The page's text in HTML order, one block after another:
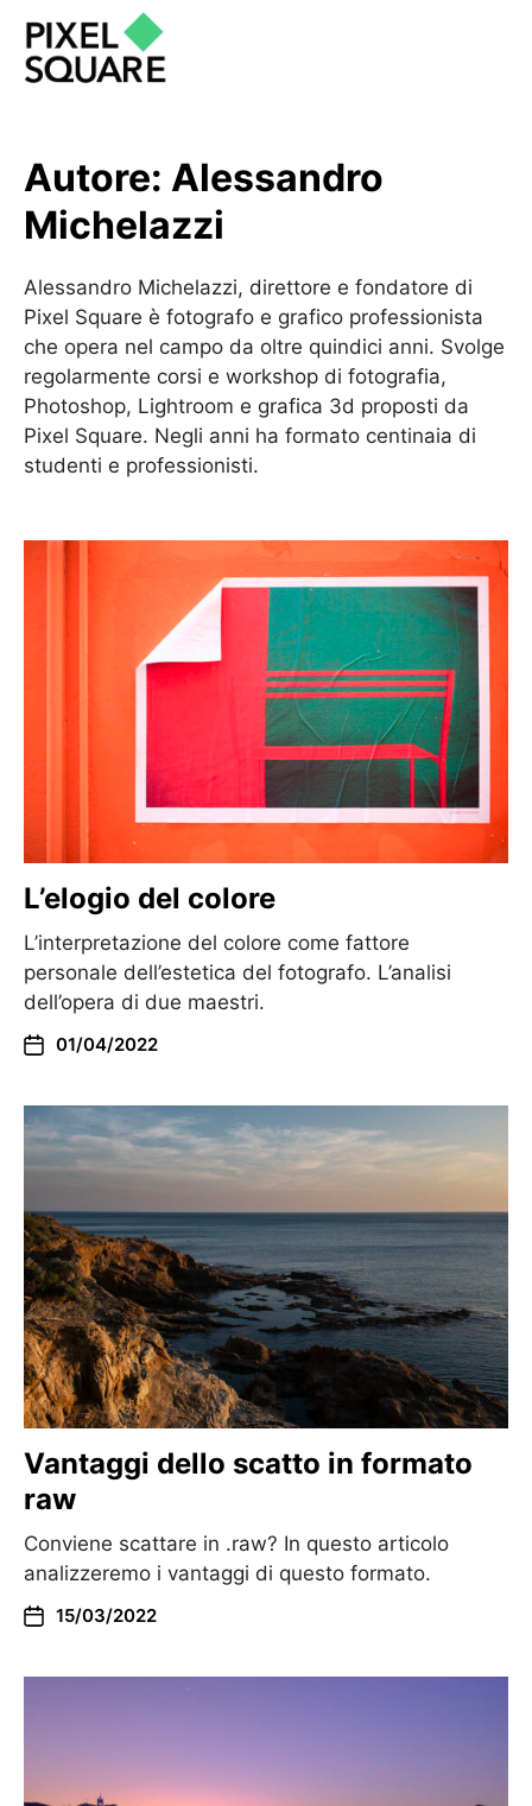
Autore: Alessandro
Michelazzi
Alessandro Michelazzi, direttore e fondatore di
Pixel Square è fotografo e grafico professionista
che opera nel campo da oltre quindici anni. Svolge
regolarmente corsi e workshop di fotografia,
Photoshop, Lightroom e grafica 3d proposti da
Pixel Square. Negli anni ha formato centinaia di
studenti e professionisti.
L’elogio del colore
L’interpretazione del colore come fattore
personale dell’estetica del fotografo. L’analisi
dell’opera di due maestri.
01/04/2022
Vantaggi dello scatto in formato
raw
Conviene scattare in .raw? In questo articolo
analizzeremo i vantaggi di questo formato.
15/03/2022